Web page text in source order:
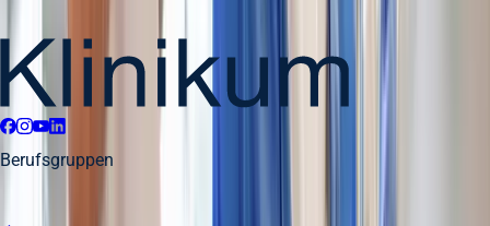
Berufsgruppen